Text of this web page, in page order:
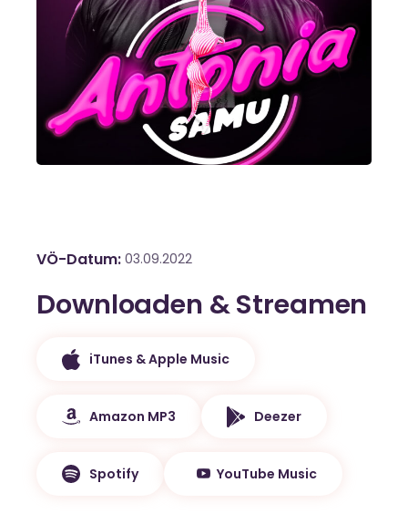
VÖ-Datum 03.09.2022
Downloaden & Streamen
iTunes & Apple Music
Amazon MP3 Deezer
Spotify YouTube Music